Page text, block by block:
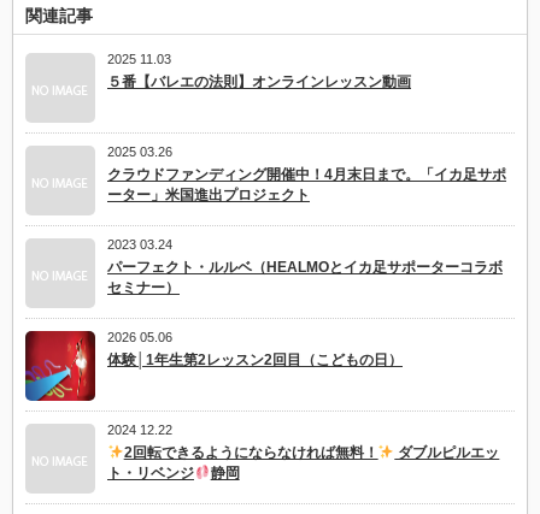
新
な
た
3
年
キ
先
体
は
関連記事
2025 11.03
５番【バレエの法則】オンラインレッスン動画
2025 03.26
クラウドファンディング開催中！4月末日まで。「イカ足サポ
ーター」米国進出プロジェクト
2023 03.24
パーフェクト・ルルベ（HEALMOとイカ足サポーターコラボ
セミナー）
2026 05.06
体験│1年生第2レッスン2回目（こどもの日）
2024 12.22
2回転できるようにならなければ無料！
ダブルピルエッ
ト・リベンジ
静岡